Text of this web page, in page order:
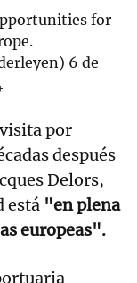
for
6 de
por
después
Delors,
está "en plena
europeas".